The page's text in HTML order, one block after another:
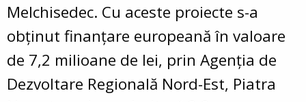
Melchisedec. Cu aceste proiecte s-a
obținut finanțare europeană în valoare
de 7,2 milioane de lei, prin Agenția de
Dezvoltare Regională Nord-Est, Piatra